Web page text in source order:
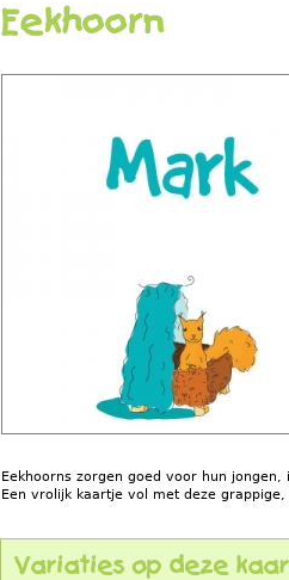
Eekhoorn
Eekhoorns zorgen goed voor hun
Een vrolijk kaartje vol met deze
Variaties op deze